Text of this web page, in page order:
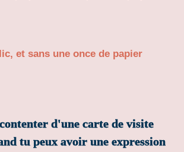
et sans une once de papier
d'une carte de visite
tu peux avoir une expression